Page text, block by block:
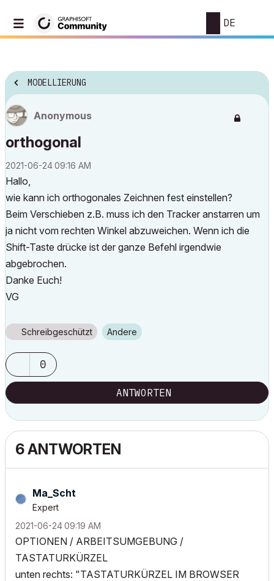
DE
MODELLIERUNG
Anonymous
orthogonal
‎2021-06-2409:16 AM
Hallo,
wie kann ich orthogonales Zeichnen fest einstellen?
Beim Verschieben z.B. muss ich den Tracker anstarren um
ja nicht vom rechten Winkel abzuweichen. Wenn ich die
Shift-Taste drücke ist der ganze Befehl irgendwie
abgebrochen.
Danke Euch!
VG
Schreibgeschützt Andere
0
ANTWORTEN
6 ANTWORTEN
Ma_Scht
Expert
‎2021-06-2409:19 AM
OPTIONEN / ARBEITSUMGEBUNG /
TASTATURKÜRZEL
unten rechts: "TASTATURKÜRZEL IM BROWSER